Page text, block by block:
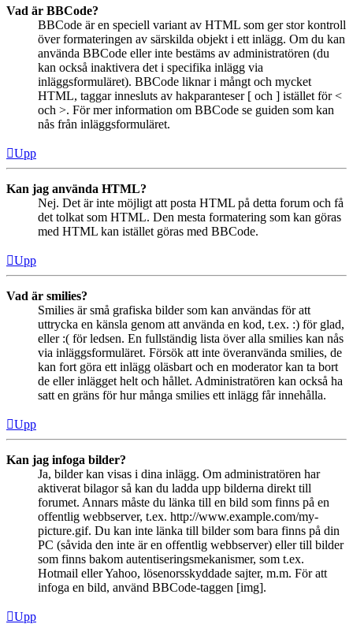
Vad är BBCode?
BBCode är en speciell variant av HTML som ger stor kontroll
över formateringen av särskilda objekt i ett inlägg. Om du kan
använda BBCode eller inte bestäms av administratören (du
kan också inaktivera det i specifika inlägg via
inläggsformuläret). BBCode liknar i mångt och mycket
HTML, taggar innesluts av hakparanteser [ och ] istället för <
och >. För mer information om BBCode se guiden som kan
nås från inläggsformuläret.
Upp
Kan jag använda HTML?
Nej. Det är inte möjligt att posta HTML på detta forum och få
det tolkat som HTML. Den mesta formatering som kan göras
med HTML kan istället göras med BBCode.
Upp
Vad är smilies?
Smilies är små grafiska bilder som kan användas för att
uttrycka en känsla genom att använda en kod, t.ex. :) för glad,
eller :( för ledsen. En fullständig lista över alla smilies kan nås
via inläggsformuläret. Försök att inte överanvända smilies, de
kan fort göra ett inlägg oläsbart och en moderator kan ta bort
de eller inlägget helt och hållet. Administratören kan också ha
satt en gräns för hur många smilies ett inlägg får innehålla.
Upp
Kan jag infoga bilder?
Ja, bilder kan visas i dina inlägg. Om administratören har
aktiverat bilagor så kan du ladda upp bilderna direkt till
forumet. Annars måste du länka till en bild som finns på en
offentlig webbserver, t.ex. http://www.example.com/my-
picture.gif. Du kan inte länka till bilder som bara finns på din
PC (såvida den inte är en offentlig webbserver) eller till bilder
som finns bakom autentiseringsmekanismer, som t.ex.
Hotmail eller Yahoo, lösenorsskyddade sajter, m.m. För att
infoga en bild, använd BBCode-taggen [img].
Upp